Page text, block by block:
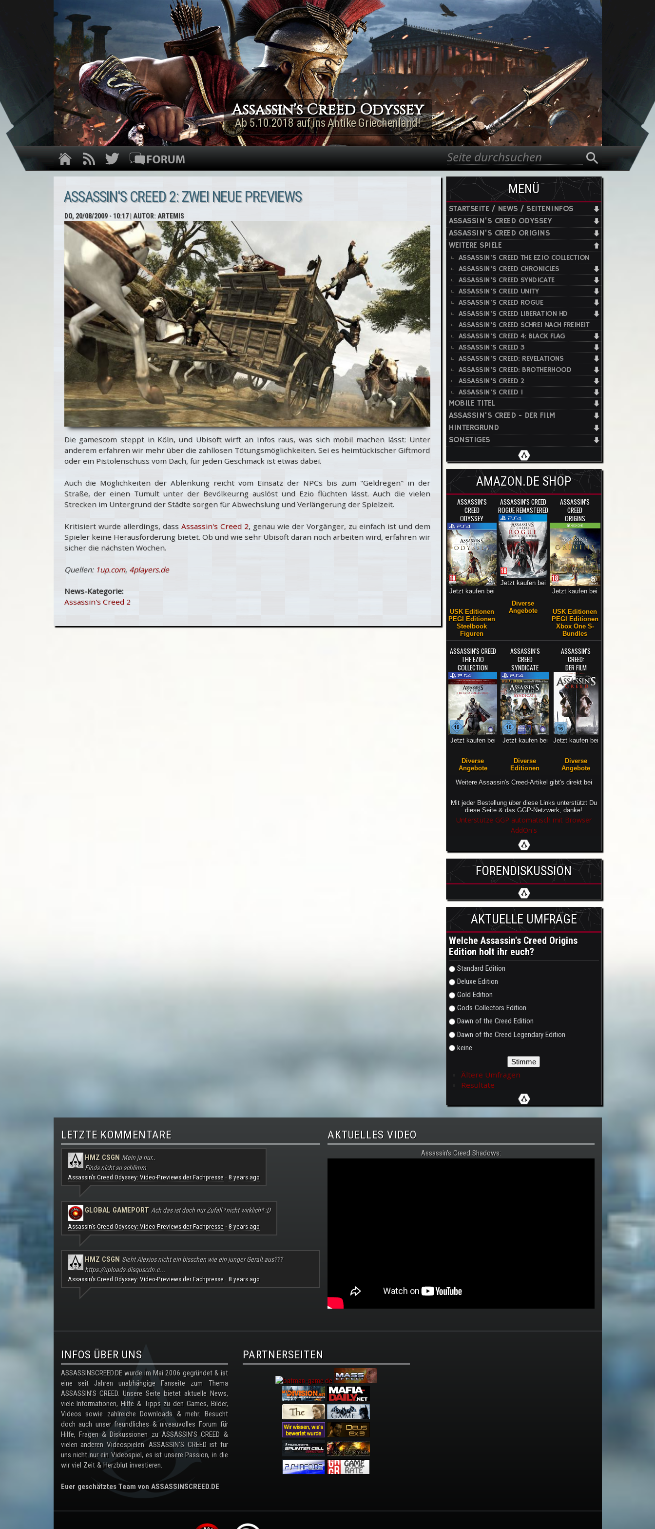
Direkt zum Inhalt
Assassin's Creed Rogue
Remastered
Jetzt für PS4 & Xbox One!
Suchformular
Suche
ASSASSIN'S CREED 2: ZWEI NEUE PREVIEWS
DO, 20/08/2009 - 10:17| AUTOR: ARTEMIS
Die gamescom steppt in Köln, und Ubisoft wirft an Infos raus, was sich mobil machen lässt: Unter
anderem erfahren wir mehr über die zahllosen Tötungsmöglichkeiten. Sei es heimtückischer Giftmord
oder ein Pistolenschuss vom Dach, für jeden Geschmack ist etwas dabei.
Auch die Möglichkeiten der Ablenkung reicht vom Einsatz der NPCs bis zum "Geldregen" in der
Straße, der einen Tumult unter der Bevölkeurng auslöst und Ezio flüchten lässt. Auch die vielen
Strecken im Untergrund der Städte sorgen für Abwechslung und Verlängerung der Spielzeit.
Kritisiert wurde allerdings, dass Assassin's Creed 2, genau wie der Vorgänger, zu einfach ist und dem
Spieler keine Herausforderung bietet. Ob und wie sehr Ubisoft daran noch arbeiten wird, erfahren wir
sicher die nächsten Wochen.
Quellen: 1up.com, 4players.de
News-Kategorie:
Assassin's Creed 2
MENÜ
STARTSEITE / NEWS / SEITENINFOS
ASSASSIN'S CREED ODYSSEY
ASSASSIN'S CREED ORIGINS
WEITERE SPIELE
ASSASSIN'S CREED THE EZIO COLLECTION
ASSASSIN'S CREED CHRONICLES
ASSASSIN'S CREED SYNDICATE
ASSASSIN'S CREED UNITY
ASSASSIN'S CREED ROGUE
ASSASSIN'S CREED LIBERATION HD
ASSASSIN'S CREED SCHREI NACH FREIHEIT
ASSASSIN'S CREED 4: BLACK FLAG
ASSASSIN'S CREED 3
ASSASSIN'S CREED: REVELATIONS
ASSASSIN'S CREED: BROTHERHOOD
ASSASSIN'S CREED 2
ASSASSIN'S CREED 1
MOBILE TITEL
ASSASSIN'S CREED - DER FILM
HINTERGRUND
SONSTIGES
AMAZON.DE SHOP
ASSASSIN'S
CREED
ODYSSEY
Jetzt kaufen bei
USK Editionen
PEGI Editionen
Steelbook
Figuren
ASSASSIN'S CREED
ROGUE REMASTERED
Jetzt kaufen bei
Diverse
Angebote
ASSASSIN'S
CREED
ORIGINS
Jetzt kaufen bei
USK Editionen
PEGI Editionen
Xbox One S-
Bundles
ASSASSIN'S CREED
THE EZIO
COLLECTION
Jetzt kaufen bei
Diverse
Angebote
ASSASSIN'S
CREED
SYNDICATE
Jetzt kaufen bei
Diverse
Editionen
ASSASSIN'S
CREED:
DER FILM
Jetzt kaufen bei
Diverse
Angebote
Weitere Assassin's Creed-Artikel gibt's direkt bei
Mit jeder Bestellung über diese Links unterstützt Du
diese Seite & das GGP-Netzwerk, danke!
Unterstütze GGP automatisch mit Browser
AddOn's
FORENDISKUSSION
AKTUELLE UMFRAGE
Welche Assassin's Creed Origins
Edition holt ihr euch?
Auswahlmöglichkeiten
Standard Edition
Deluxe Edition
Gold Edition
Gods Collectors Edition
Dawn of the Creed Edition
Dawn of the Creed Legendary Edition
keine
Ältere Umfragen
Resultate
LETZTE KOMMENTARE
HMZ CSGN Mein ja nur..
Finds nicht so schlimm
Assassin's Creed Odyssey: Video-Previews der Fachpresse· 8 years ago
GLOBAL GAMEPORT Ach das ist doch nur Zufall *nicht wirklich* :D
Assassin's Creed Odyssey: Video-Previews der Fachpresse· 8 years ago
HMZ CSGN Sieht Alexios nicht ein bisschen wie ein junger Geralt aus???
https://uploads.disquscdn.c...
Assassin's Creed Odyssey: Video-Previews der Fachpresse· 8 years ago
AKTUELLES VIDEO
Assassin's Creed Shadows:
.
INFOS ÜBER UNS
ASSASSINSCREED.DE wurde im Mai 2006 gegründet & ist
eine seit Jahren unabhängige Fanseite zum Thema
ASSASSIN'S CREED. Unsere Seite bietet aktuelle News,
viele Informationen, Hilfe & Tipps zu den Games, Bilder,
Videos sowie zahlreiche Downloads & mehr. Besucht
doch auch unser freundliches & niveauvolles Forum für
Hilfe, Fragen & Diskussionen zu ASSASSIN'S CREED &
vielen anderen Videospielen. ASSASSIN'S CREED ist für
uns nicht nur ein Videospiel, es ist unsere Passion, in die
wir viel Zeit & Herzblut investieren.
Euer geschätztes Team von ASSASSINSCREED.DE
PARTNERSEITEN